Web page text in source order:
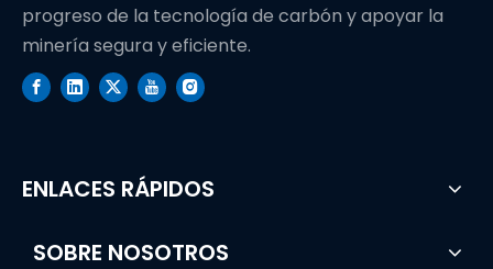
progreso de la tecnología de carbón y apoyar la
minería segura y eficiente.
ENLACES RÁPIDOS
SOBRE NOSOTROS